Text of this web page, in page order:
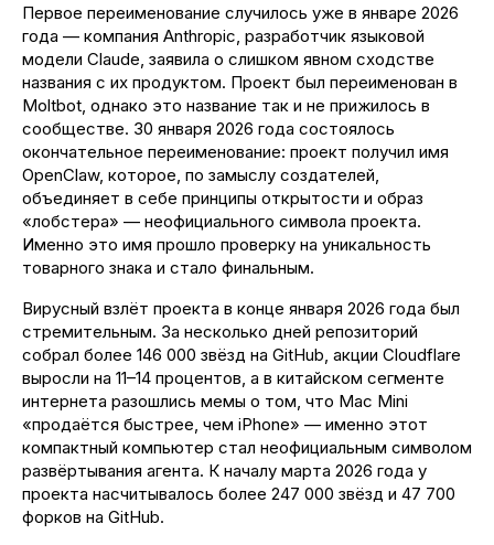
Первое переименование случилось уже в январе 2026
года — компания Anthropic, разработчик языковой
модели Claude, заявила о слишком явном сходстве
названия с их продуктом. Проект был переименован в
Moltbot, однако это название так и не прижилось в
сообществе. 30 января 2026 года состоялось
окончательное переименование: проект получил имя
OpenClaw, которое, по замыслу создателей,
объединяет в себе принципы открытости и образ
«лобстера» — неофициального символа проекта.
Именно это имя прошло проверку на уникальность
товарного знака и стало финальным.
Вирусный взлёт проекта в конце января 2026 года был
стремительным. За несколько дней репозиторий
собрал более 146 000 звёзд на GitHub, акции Cloudflare
выросли на 11–14 процентов, а в китайском сегменте
интернета разошлись мемы о том, что Mac Mini
«продаётся быстрее, чем iPhone» — именно этот
компактный компьютер стал неофициальным символом
развёртывания агента. К началу марта 2026 года у
проекта насчитывалось более 247 000 звёзд и 47 700
форков на GitHub.